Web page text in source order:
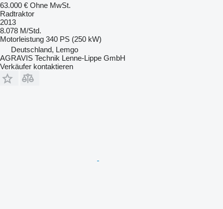
63.000 € Ohne MwSt.
Radtraktor
2013
8.078 M/Std.
Motorleistung 340 PS (250 kW)
Deutschland, Lemgo
AGRAVIS Technik Lenne-Lippe GmbH
Verkäufer kontaktieren